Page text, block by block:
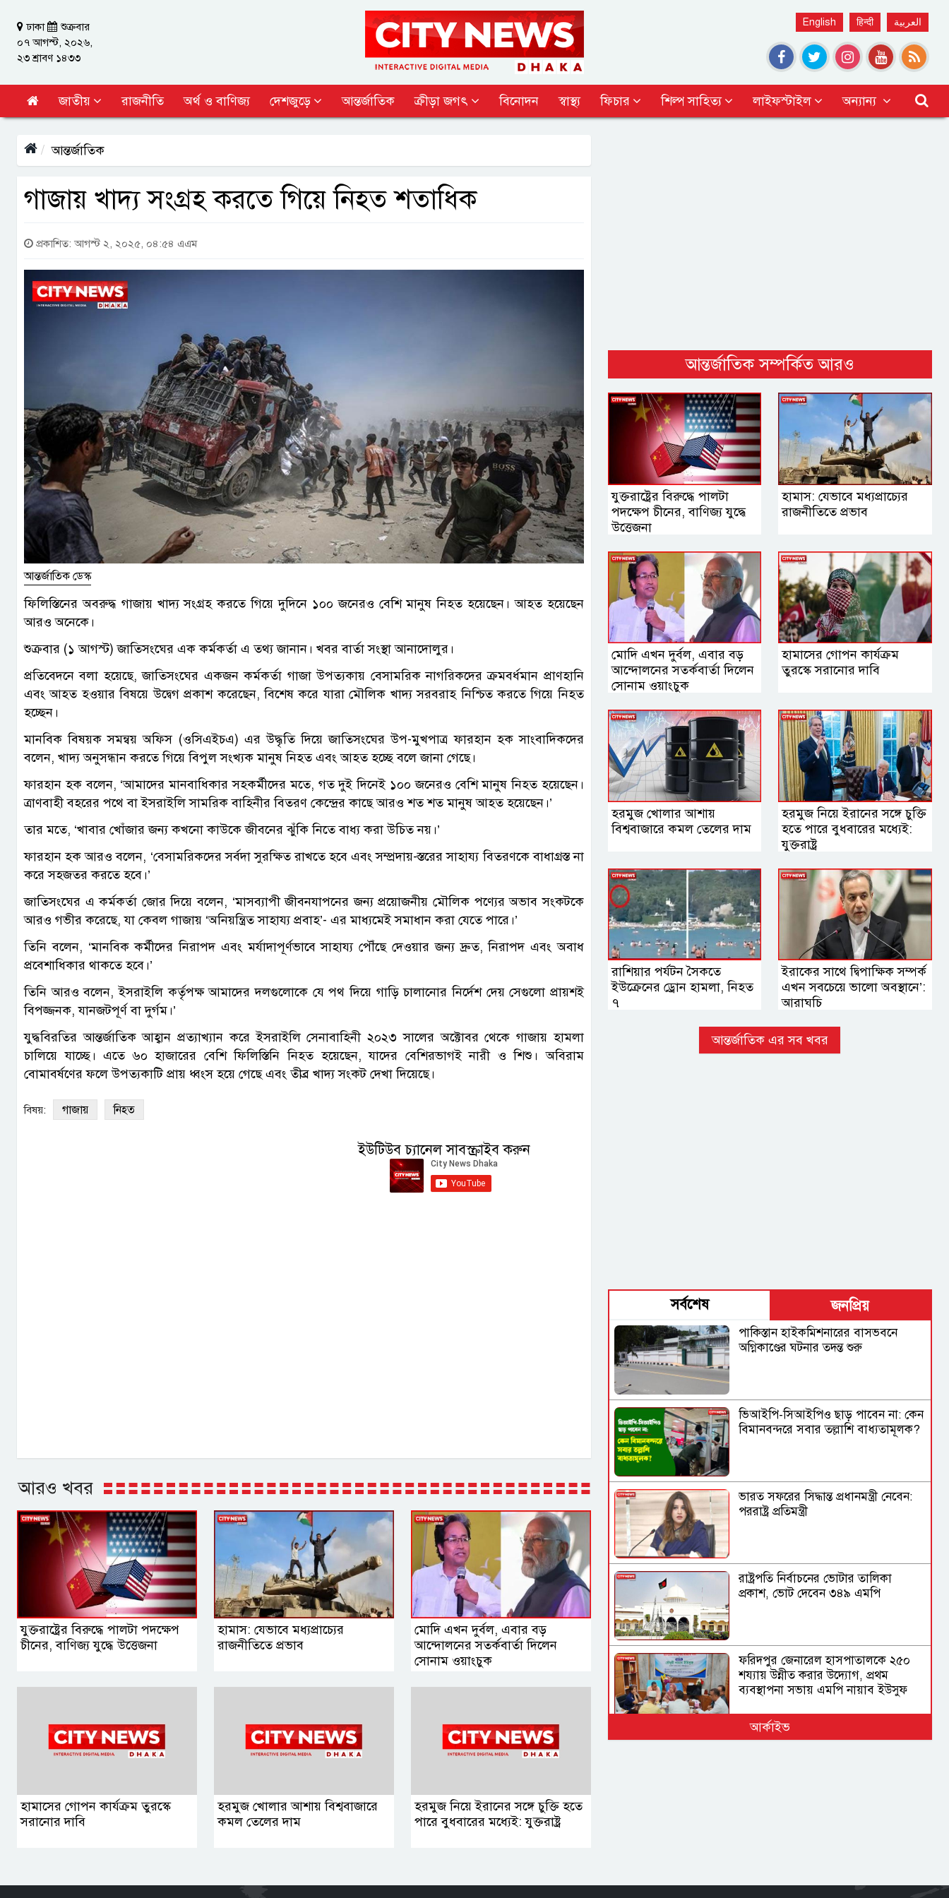
ঢাকা
শুক্রবার
০৭ আগস্ট, ২০২৬,
২৩ শ্রাবণ ১৪৩৩
English हिन्दी العربية
জাতীয় রাজনীতি অর্থ ও বাণিজ্য দেশজুড়ে আন্তর্জাতিক ক্রীড়া জগৎ বিনোদন স্বাস্থ্য ফিচার শিল্প সাহিত্য লাইফস্টাইল অন্যান্য
আন্তর্জাতিক
গাজায় খাদ্য সংগ্রহ করতে গিয়ে নিহত শতাধিক
প্রকাশিত: আগস্ট ২, ২০২৫, ০৪:৫৪ এএম
আন্তর্জাতিক ডেস্ক
ফিলিস্তিনের অবরুদ্ধ গাজায় খাদ্য সংগ্রহ করতে গিয়ে দুদিনে ১০০ জনেরও বেশি মানুষ নিহত হয়েছেন। আহত হয়েছেন
আরও অনেকে।
শুক্রবার (১ আগস্ট) জাতিসংঘের এক কর্মকর্তা এ তথ্য জানান। খবর বার্তা সংস্থা আনাদোলুর।
প্রতিবেদনে বলা হয়েছে, জাতিসংঘের একজন কর্মকর্তা গাজা উপত্যকায় বেসামরিক নাগরিকদের ক্রমবর্ধমান প্রাণহানি
এবং আহত হওয়ার বিষয়ে উদ্বেগ প্রকাশ করেছেন, বিশেষ করে যারা মৌলিক খাদ্য সরবরাহ নিশ্চিত করতে গিয়ে নিহত
হচ্ছেন।
মানবিক বিষয়ক সমন্বয় অফিস (ওসিএইচএ) এর উদ্ধৃতি দিয়ে জাতিসংঘের উপ-মুখপাত্র ফারহান হক সাংবাদিকদের
বলেন, খাদ্য অনুসন্ধান করতে গিয়ে বিপুল সংখ্যক মানুষ নিহত এবং আহত হচ্ছে বলে জানা গেছে।
ফারহান হক বলেন, ‘আমাদের মানবাধিকার সহকর্মীদের মতে, গত দুই দিনেই ১০০ জনেরও বেশি মানুষ নিহত হয়েছেন।
ত্রাণবাহী বহরের পথে বা ইসরাইলি সামরিক বাহিনীর বিতরণ কেন্দ্রের কাছে আরও শত শত মানুষ আহত হয়েছেন।’
তার মতে, ‘খাবার খোঁজার জন্য কখনো কাউকে জীবনের ঝুঁকি নিতে বাধ্য করা উচিত নয়।’
ফারহান হক আরও বলেন, ‘বেসামরিকদের সর্বদা সুরক্ষিত রাখতে হবে এবং সম্প্রদায়-স্তরের সাহায্য বিতরণকে বাধাগ্রস্ত না
করে সহজতর করতে হবে।’
জাতিসংঘের এ কর্মকর্তা জোর দিয়ে বলেন, ‘মাসব্যাপী জীবনযাপনের জন্য প্রয়োজনীয় মৌলিক পণ্যের অভাব সংকটকে
আরও গভীর করেছে, যা কেবল গাজায় ‘অনিয়ন্ত্রিত সাহায্য প্রবাহ’- এর মাধ্যমেই সমাধান করা যেতে পারে।’
তিনি বলেন, ‘মানবিক কর্মীদের নিরাপদ এবং মর্যাদাপূর্ণভাবে সাহায্য পৌঁছে দেওয়ার জন্য দ্রুত, নিরাপদ এবং অবাধ
প্রবেশাধিকার থাকতে হবে।’
তিনি আরও বলেন, ইসরাইলি কর্তৃপক্ষ আমাদের দলগুলোকে যে পথ দিয়ে গাড়ি চালানোর নির্দেশ দেয় সেগুলো প্রায়শই
বিপজ্জনক, যানজটপূর্ণ বা দুর্গম।’
যুদ্ধবিরতির আন্তর্জাতিক আহ্বান প্রত্যাখ্যান করে ইসরাইলি সেনাবাহিনী ২০২৩ সালের অক্টোবর থেকে গাজায় হামলা
চালিয়ে যাচ্ছে। এতে ৬০ হাজারের বেশি ফিলিস্তিনি নিহত হয়েছেন, যাদের বেশিরভাগই নারী ও শিশু। অবিরাম
বোমাবর্ষণের ফলে উপত্যকাটি প্রায় ধ্বংস হয়ে গেছে এবং তীব্র খাদ্য সংকট দেখা দিয়েছে।
বিষয়: গাজায় নিহত
ইউটিউব চ্যানেল সাবস্ক্রাইব করুন
আরও খবর
যুক্তরাষ্ট্রের বিরুদ্ধে পালটা পদক্ষেপ
চীনের, বাণিজ্য যুদ্ধে ‍উত্তেজনা
হামাস: যেভাবে মধ্যপ্রাচ্যের
রাজনীতিতে প্রভাব
মোদি এখন দুর্বল, এবার বড়
আন্দোলনের সতর্কবার্তা দিলেন
সোনাম ওয়াংচুক
হামাসের গোপন কার্যক্রম তুরস্কে
সরানোর দাবি
হরমুজ খোলার আশায় বিশ্ববাজারে
কমল তেলের দাম
হরমুজ নিয়ে ইরানের সঙ্গে চুক্তি হতে
পারে বুধবারের মধ্যেই: যুক্তরাষ্ট্র
আন্তর্জাতিক সম্পর্কিত আরও
যুক্তরাষ্ট্রের বিরুদ্ধে পালটা
পদক্ষেপ চীনের, বাণিজ্য যুদ্ধে
‍উত্তেজনা
হামাস: যেভাবে মধ্যপ্রাচ্যের
রাজনীতিতে প্রভাব
মোদি এখন দুর্বল, এবার বড়
আন্দোলনের সতর্কবার্তা দিলেন
সোনাম ওয়াংচুক
হামাসের গোপন কার্যক্রম
তুরস্কে সরানোর দাবি
হরমুজ খোলার আশায়
বিশ্ববাজারে কমল তেলের দাম
হরমুজ নিয়ে ইরানের সঙ্গে চুক্তি
হতে পারে বুধবারের মধ্যেই:
যুক্তরাষ্ট্র
রাশিয়ার পর্যটন সৈকতে
ইউক্রেনের ড্রোন হামলা, নিহত
৭
ইরাকের সাথে দ্বিপাক্ষিক সম্পর্ক
এখন সবচেয়ে ভালো অবস্থানে’:
আরাঘচি
আন্তর্জাতিক এর সব খবর
সর্বশেষ জনপ্রিয়
পাকিস্তান হাইকমিশনারের বাসভবনে
অগ্নিকাণ্ডের ঘটনার তদন্ত শুরু
ভিআইপি-সিআইপিও ছাড় পাবেন না: কেন
বিমানবন্দরে সবার তল্লাশি বাধ্যতামূলক?
ভারত সফরের সিদ্ধান্ত প্রধানমন্ত্রী নেবেন:
পররাষ্ট্র প্রতিমন্ত্রী
রাষ্ট্রপতি নির্বাচনের ভোটার তালিকা
প্রকাশ, ভোট দেবেন ৩৪৯ এমপি
ফরিদপুর জেনারেল হাসপাতালকে ২৫০
শয্যায় উন্নীত করার উদ্যোগ, প্রথম
ব্যবস্থাপনা সভায় এমপি নায়াব ইউসুফ
বিমানবন্দরের নিরাপত্তা
আর্কাইভ